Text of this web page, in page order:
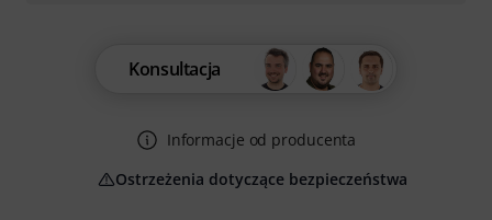
Konsultacja
Informacje od producenta
Ostrzeżenia dotyczące bezpieczeństwa